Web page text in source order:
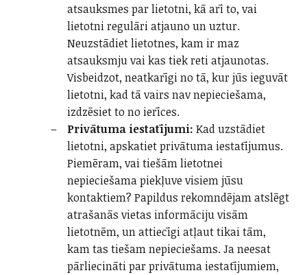
atsauksmes par lietotni, kā arī to, vai
lietotni regulāri atjauno un uztur.
Neuzstādiet lietotnes, kam ir maz
atsauksmju vai kas tiek reti atjaunotas.
Visbeidzot, neatkarīgi no tā, kur jūs ieguvāt
lietotni, kad tā vairs nav nepieciešama,
izdzēsiet to no ierīces.
Privātuma iestatījumi: Kad uzstādiet
lietotni, apskatiet privātuma iestatījumus.
Piemēram, vai tiešām lietotnei
nepieciešama piekļuve visiem jūsu
kontaktiem? Papildus rekomndējam atslēgt
atrašanās vietas informāciju visām
lietotnēm, un attiecīgi atļaut tikai tām,
kam tas tiešam nepieciešams. Ja neesat
pārliecināti par privātuma iestatījumiem,